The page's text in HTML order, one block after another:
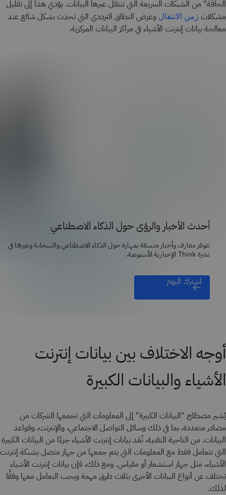
الحافة" من الشبكات السريعة التي تنتقل عبرها البيانات. يؤدي هذا إلى تقليل
مشكلات زمن الانتقال وعرض النطاق الترددي التي تحدث بشكل شائع عند
معالجة بيانات إنترنت الأشياء في مراكز البيانات المركزية.
أحدث الأخبار والرؤى حول الذكاء الاصطناعي
تتوفر معارف وأخبار منسقة بمهارة حول الذكاء الاصطناعي والسحابة وغيرها في
نشرة Think الإخبارية الأسبوعية.
اشترك اليوم
أوجه الاختلاف بين بيانات إنترنت
الأشياء والبيانات الكبيرة
يُشير مصطلح "البيانات الكبيرة" إلى المعلومات التي تجمعها الشركات من
مصادر متعددة، بما في ذلك وسائل التواصل الاجتماعي، والإنترنت، وقواعد
البيانات. من الناحية التقنية، تُعَد بيانات إنترنت الأشياء جزءًا من البيانات الكبيرة
التي تتعامل فقط مع المعلومات التي يتم جمعها من جهاز متصل بشبكة إنترنت
الأشياء، مثل جهاز استشعار أو مقياس. ومع ذلك، فإن بيانات إنترنت الأشياء
تختلف عن أنواع البيانات الأخرى بثلاث طرق مهمة ويجب التعامل معها وفقًا
لذلك.